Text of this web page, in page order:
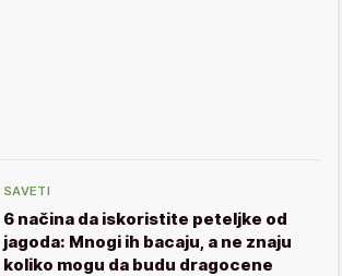
SAVETI
6 načina da iskoristite peteljke od
jagoda: Mnogi ih bacaju, a ne znaju
koliko mogu da budu dragocene